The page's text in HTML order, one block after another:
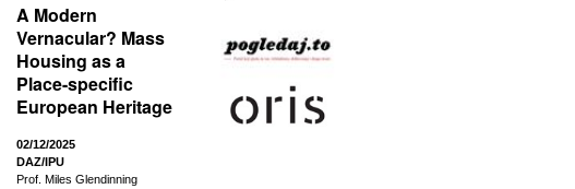
A Modern
Vernacular? Mass
Housing as a
Place-specific
European Heritage
02/12/2025
DAZ/IPU
Prof. Miles Glendinning